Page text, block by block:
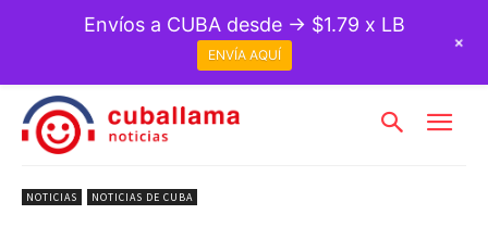
NOTICIAS NOTICIAS DE CUBA
Envíos a CUBA desde → $1.79 x LB
ENVÍA AQUÍ
+